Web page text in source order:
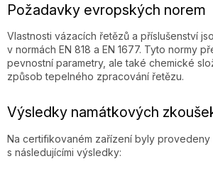
Požadavky evropských norem
Vlastnosti vázacích řetězů a příslušenství
v normách EN 818 a EN 1677. Tyto normy
pevnostní parametry, ale také chemické
způsob tepelného zpracování řetězu.
Výsledky namátkových
Na certifikovaném zařízení byly
s následujícími výsledky: